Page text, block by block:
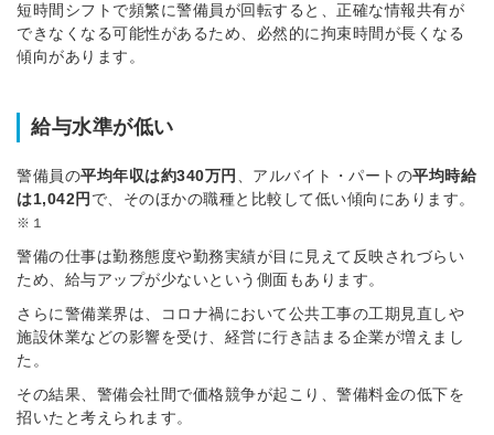
短時間シフトで頻繁に警備員が回転すると、正確な情報共有が
できなくなる可能性があるため、必然的に拘束時間が長くなる
傾向があります。
給与水準が低い
警備員の平均年収は約340万円 、アルバイト・パートの平均時給
は1,042円 で、そのほかの職種と比較して低い傾向にあります。
※１
警備の仕事は勤務態度や勤務実績が目に見えて反映されづらい
ため、給与アップが少ないという側面もあります。
さらに警備業界は、コロナ禍において公共工事の工期見直しや
施設休業などの影響を受け、経営に行き詰まる企業が増えまし
た。
その結果、警備会社間で価格競争が起こり、警備料金の低下を
招いたと考えられます。